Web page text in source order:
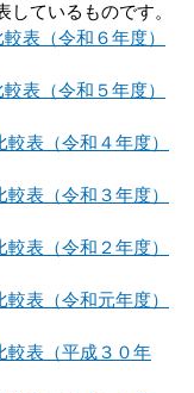
ているものです。
表（令和６年度）
表（令和５年度）
表（令和４年度）
表（令和３年度）
表（令和２年度）
表（令和元年度）
較表（平成３０年